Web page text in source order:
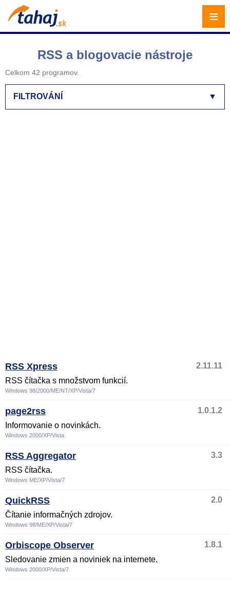
RSS a blogovacie nástroje
Celkom 42 programov.
▼
FILTROVÁNÍ
RSS Xpress
2.11.11
RSS čítačka s množstvom funkcií.
Windows 98/2000/ME/NT/XP/Vista/7
page2rss
1.0.1.2
Informovanie o novinkách.
Windows 2000/XP/Vista
RSS Aggregator
3.3
RSS čítačka.
Windows ME/XP/Vista/7
QuickRSS
2.0
Čítanie informačných zdrojov.
Windows 98/ME/XP/Vista/7
Orbiscope Observer
1.8.1
Sledovanie zmien a noviniek na internete.
Windows 2000/XP/Vista/7
≡